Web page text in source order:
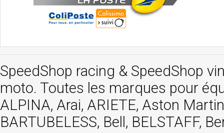
SpeedShop racing & SpeedShop
moto. Toutes les marques pour
ALPINA, Arai, ARIETE, Aston
BARTUBELESS, Bell, BELSTAFF,